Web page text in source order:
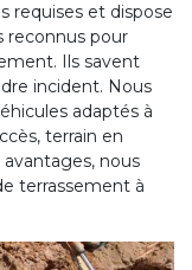
requises et dispose
reconnus pour
Ils savent
incident. Nous
adaptés à
terrain en
nous
terrassement à